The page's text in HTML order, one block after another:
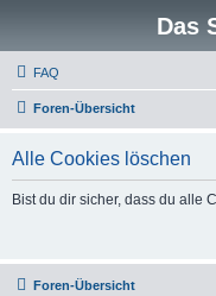
Das
FAQ
Foren-Übersicht
Alle Cookies löschen
Bist du dir sicher, dass du alle
Foren-Übersicht